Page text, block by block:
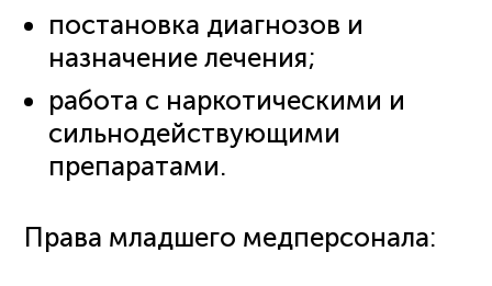
постановка диагнозов и
назначение лечения;
работа с наркотическими и
сильнодействующими
препаратами.
Права младшего медперсонала: